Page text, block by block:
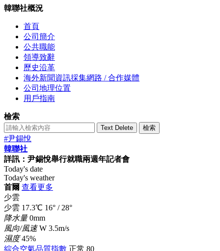
韓聯社概況
首頁
公司簡介
公共職能
領導致辭
歷史沿革
海外新聞資訊採集網路 / 合作媒體
公司地理位置
用戶指南
檢索
Text Delete 檢索
#尹錫悅
韓聯社
詳訊：尹錫悅舉行就職兩週年記者會
Today's date
Today's weather
首爾 查看更多
少雲
少雲 17.3℃ 16° / 28°
降水量0mm
風向/風速W 3.5m/s
濕度45%
綜合空氣品質指數 正常 80